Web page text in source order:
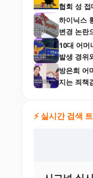
협회 성
하이닉스
변경 논란
10대 어머
발생 경위
방은희 어
지는 죄책
⚡ 실시간 검색